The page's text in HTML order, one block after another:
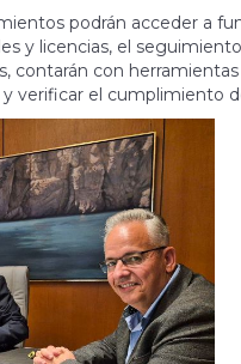
podrán acceder a
y licencias, el
contarán con
verificar el cumplimiento